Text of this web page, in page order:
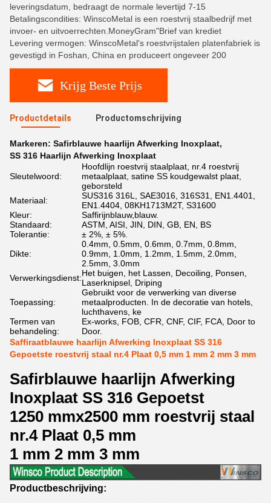
leveringsdatum, bedraagt de normale levertijd 7-15
Betalingscondities: WinscoMetal is een roestvrij staalbedrijf met
invoer- en uitvoerrechten.MoneyGram"Brief van krediet
Levering vermogen: WinscoMetal's roestvrijstalen platenfabriek is
gevestigd in Foshan, China en produceert ongeveer 200
Krijg Beste Prijs
Productdetails Productomschrijving
Markeren: Safirblauwe haarlijn Afwerking Inoxplaat,
SS 316 Haarlijn Afwerking Inoxplaat
Sleutelwoord:
Hoofdlijn roestvrij staalplaat, nr.4 roestvrij
metaalplaat, satine SS koudgewalst plaat,
geborsteld
Materiaal:
SUS316 316L, SAE3016, 316S31, EN1.4401,
EN1.4404, 08KH1713M2T, S31600
Kleur:
Saffirijnblauw,blauw.
Standaard:
ASTM, AISI, JIN, DIN, GB, EN, BS
Tolerantie:
± 2%, ± 5%.
Dikte:
0.4mm, 0.5mm, 0.6mm, 0.7mm, 0.8mm,
0.9mm, 1.0mm, 1.2mm, 1.5mm, 2.0mm,
2.5mm, 3.0mm
Verwerkingsdienst:Het buigen, het Lassen, Decoiling, Ponsen,
Laserknipsel, Driping
Toepassing:
Gebruikt voor de verwerking van diverse
metaalproducten. In de decoratie van hotels,
luchthavens, ke
Termen van
behandeling:
Ex-works, FOB, CFR, CNF, CIF, FCA, Door to
Door.
Saffiraatblauwe haarlijn Afwerking Inoxplaat SS 316
Gepoetste roestvrij staal nr.4 Plaat 0,5 mm 1 mm 2 mm 3 mm
Safirblauwe haarlijn Afwerking
Inoxplaat SS 316 Gepoetst
1250 mmx2500 mm roestvrij staal
nr.4 Plaat 0,5 mm
1 mm 2 mm 3 mm
Productbeschrijving: